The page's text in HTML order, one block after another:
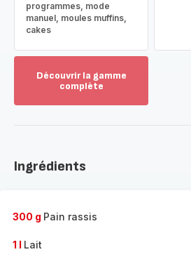
programmes, mode
manuel, moules muffins,
cakes
Découvrir la gamme
complète
gamme
Ingrédients
300 g Pain rassis
1 l Lait